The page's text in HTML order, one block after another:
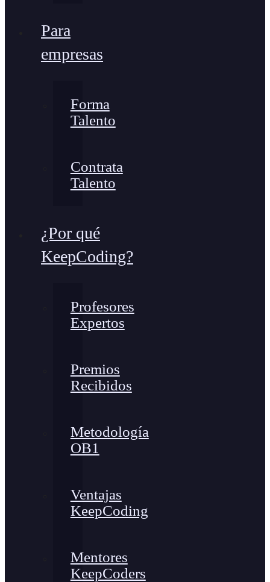
Para
empresas
Forma
Talento
Contrata
Talento
¿Por qué
KeepCoding?
Profesores
Expertos
Premios
Recibidos
Metodología
OB1
Ventajas
KeepCoding
Mentores
KeepCoders